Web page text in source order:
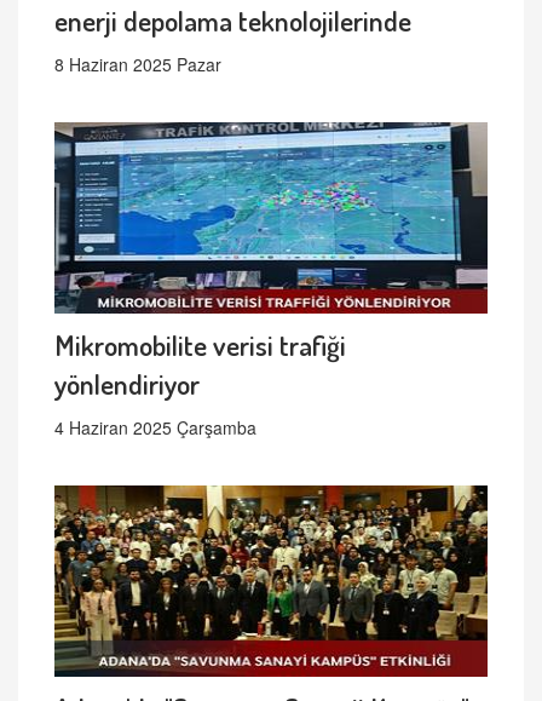
enerji depolama teknolojilerinde
8 Haziran 2025 Pazar
Mikromobilite verisi trafiği
yönlendiriyor
4 Haziran 2025 Çarşamba